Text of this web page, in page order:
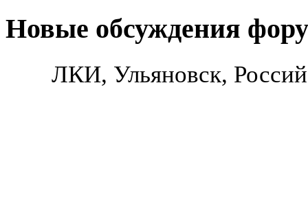
Новые обсуждения
ЛКИ, Ульяновск,